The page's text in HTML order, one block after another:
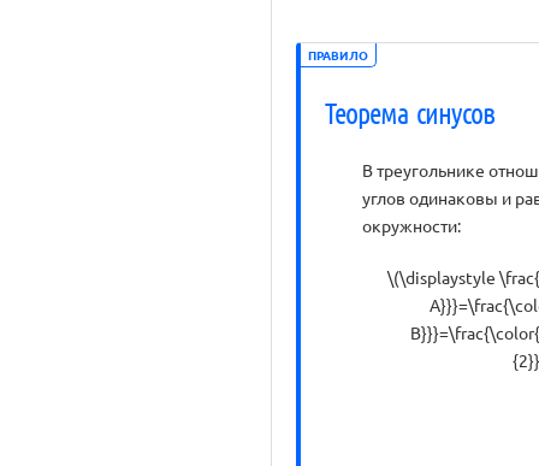
ПРАВИЛО
Теорема синусов
В треугольнике
углов одинаковы и
окружности:
\(\displaystyle